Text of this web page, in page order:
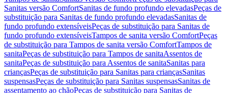
Sanitas versão ComfortSanitas de fundo profundo elevadasPeças de
substituição para Sanitas de fundo profundo elevadasSanitas de
fundo profundo extensíveisPeças de substituição para Sanitas de
fundo profundo extensíveisTampos de sanita versão ComfortPeças
de substituição para Tampos de sanita versão ComfortTampos de
sanitaPeças de substituição para Tampos de sanitaAssentos de
sanitaPeças de substituição para Assentos de sanitaSanitas para
criançasPeças de substituição para Sanitas para criançasSanitas
suspensasPeças de substituição para Sanitas suspensasSanitas de
assentamento ao chãoPeças de substituição para Sanitas de